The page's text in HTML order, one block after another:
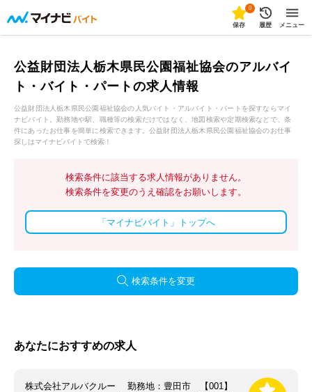
0
保存 履歴 メニュー
公益財団法人栃木県民公園福祉協会のアルバイ
ト・バイト・パートの求人情報
公益財団法人栃木県民公園福祉協会の人気バイト・アルバイト・パートを探すならマイ
ナビバイト。勤務地や駅、職種等の検索だけではなく、地図検索や定期検索などで、条
件にあったお仕事を簡単に検索できます。公益財団法人栃木県民公園福祉協会のお仕事
探しはマイナビバイトで検索！
検索条件に該当する求人情報がありません。
検索条件を変更のうえ確認をお願いします。
「マイナビバイト」トップへ
検索条件を変更
あなたにおすすめの求人
株式会社アルバクルー 勤務地：豊田市 【001】